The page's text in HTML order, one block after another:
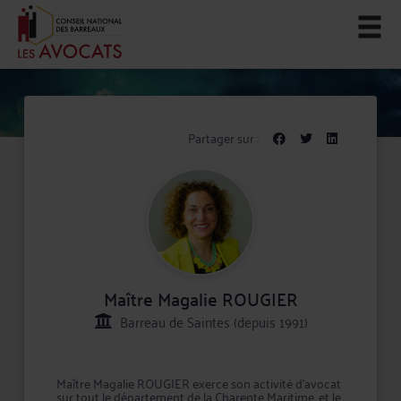
Partager sur :
Maître Magalie ROUGIER
Barreau de Saintes (depuis 1991)
Maître Magalie ROUGIER exerce son activité d'avocat
sur tout le département de la Charente Maritime, et le